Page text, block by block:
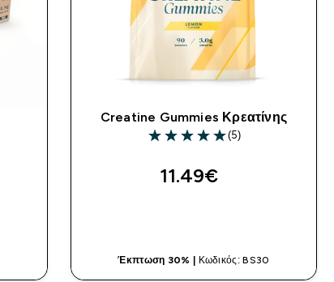
Creatine Gummies Κρεατίνης
5 out of 5 stars
(5)
11.49€‎
Έκπτωση 30% | Κωδικός: BS30